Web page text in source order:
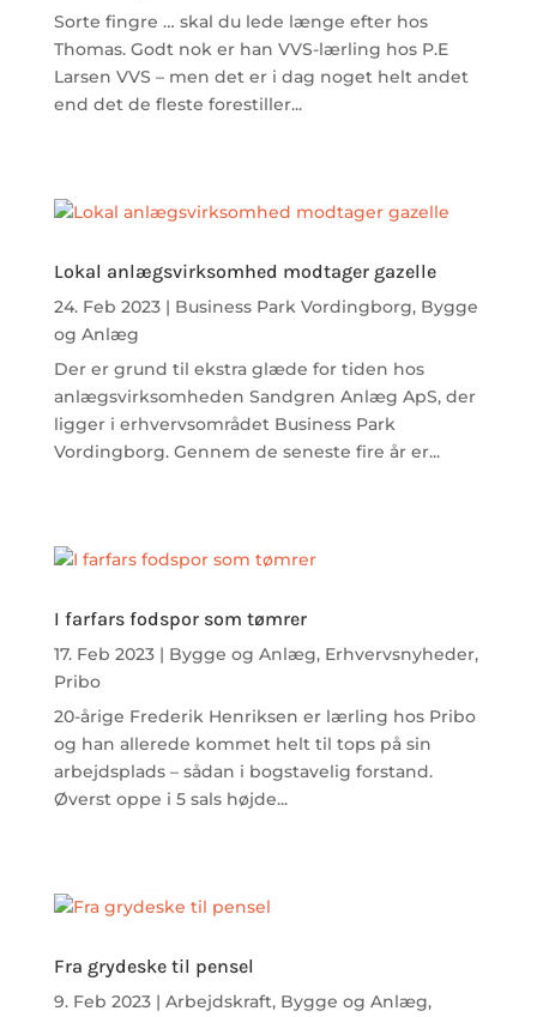
Sorte fingre … skal du lede længe efter hos
Thomas. Godt nok er han VVS-lærling hos P.E
Larsen VVS – men det er i dag noget helt andet
end det de fleste forestiller...
Lokal anlægsvirksomhed modtager gazelle
24. Feb 2023| Business Park Vordingborg, Bygge
og Anlæg
Der er grund til ekstra glæde for tiden hos
anlægsvirksomheden Sandgren Anlæg ApS, der
ligger i erhvervsområdet Business Park
Vordingborg. Gennem de seneste fire år er...
I farfars fodspor som tømrer
17. Feb 2023| Bygge og Anlæg, Erhvervsnyheder,
Pribo
20-årige Frederik Henriksen er lærling hos Pribo
og han allerede kommet helt til tops på sin
arbejdsplads – sådan i bogstavelig forstand.
Øverst oppe i 5 sals højde...
Fra grydeske til pensel
9. Feb 2023| Arbejdskraft, Bygge og Anlæg,